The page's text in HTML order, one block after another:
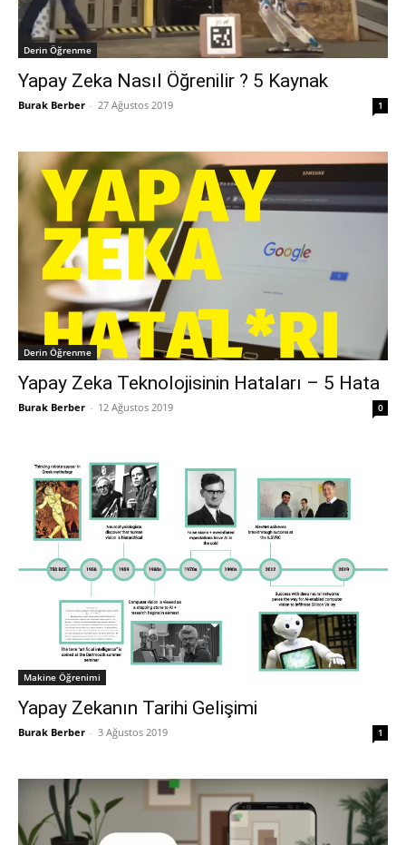
Derin Öğrenme
Yapay Zeka Nasıl Öğrenilir ? 5 Kaynak
Burak Berber - 27 Ağustos 2019 1
Derin Öğrenme
Yapay Zeka Teknolojisinin Hataları – 5 Hata
Burak Berber - 12 Ağustos 2019 0
Makine Öğrenimi
Yapay Zekanın Tarihi Gelişimi
Burak Berber - 3 Ağustos 2019 1